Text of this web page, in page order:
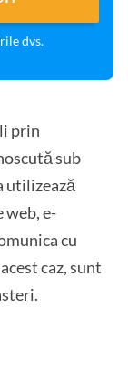
dvs.
prin
sub
utilizează
e-
cu
caz, sunt